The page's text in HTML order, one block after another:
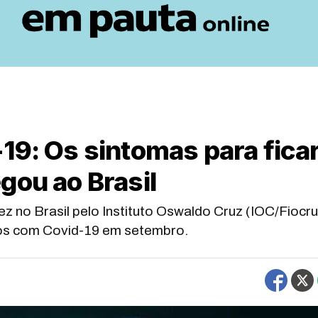
Os sintomas para
ao Brasil
no Brasil pelo Instituto Oswaldo Cruz (IOC/
com Covid-19 em setembro.